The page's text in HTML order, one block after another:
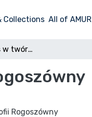
Collections All of AMUR
Rodzinny habitus w twórczości Zofii Rogoszówny
Rogoszówny